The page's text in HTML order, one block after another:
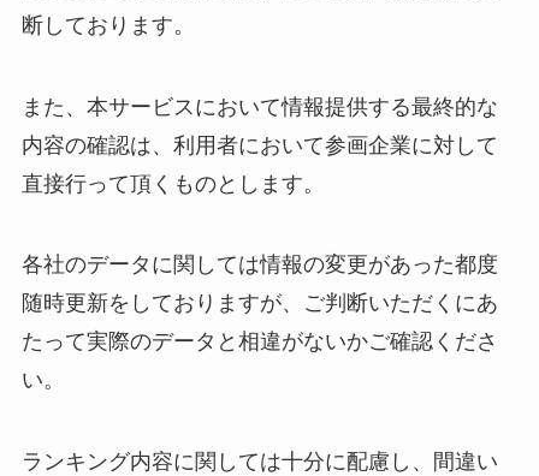
断しております。
また、本サービスにおいて情報提供する最終的な
内容の確認は、利用者において参画企業に対して
直接行って頂くものとします。
各社のデータに関しては情報の変更があった都度
随時更新をしておりますが、ご判断いただくにあ
たって実際のデータと相違がないかご確認くださ
い。
ランキング内容に関しては十分に配慮し、間違い